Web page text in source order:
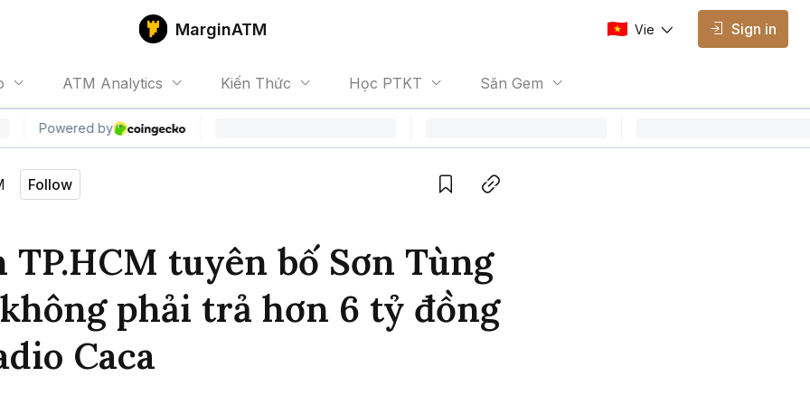
MarginATM
ATM Analytics Kiến Thức Học PTKT Săn Gem
Vie
Vietnamese
Sign in
Follow
TP.HCM tuyên bố Sơn Tùng
phải trả hơn 6 tỷ đồng
Caca